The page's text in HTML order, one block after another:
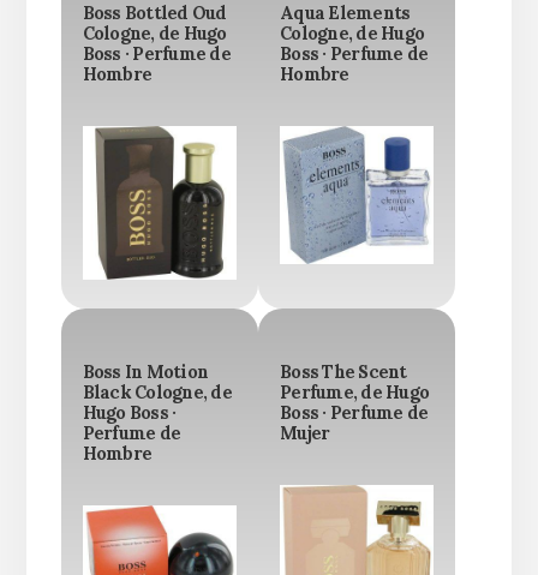
Boss Bottled Oud
Cologne, de Hugo
Boss · Perfume de
Hombre
Aqua Elements
Cologne, de Hugo
Boss · Perfume de
Hombre
Boss In Motion
Black Cologne, de
Hugo Boss ·
Perfume de
Hombre
Boss The Scent
Perfume, de Hugo
Boss · Perfume de
Mujer